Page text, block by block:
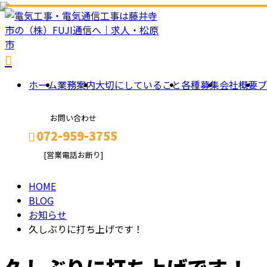
ホーム業務案内大切にしていること各種募集会社概要
お問い合わせ
072-959-3755
[営業電話お断り]
メールフォーム
BLOG
HOME
BLOG
お知らせ
久しぶりに打ち上げです！